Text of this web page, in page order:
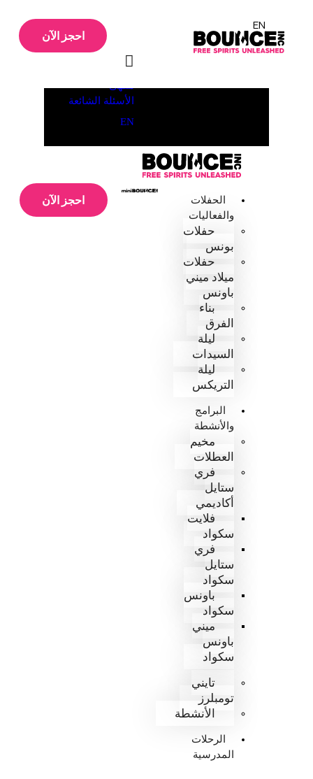
من نحن
الفروع
عروض وأسعار أكثر
الأسئلة الشائعة
EN
الحفلات
والفعاليات
حفلات
بونس
حفلات
ميلاد ميني
باونس
بناء
الفرق
ليلة
السيدات
ليلة
التريكس
البرامج
والأنشطة
مخيم
العطلات
فري
ستايل
أكاديمي
فلايت
سكواد
فري
ستايل
سكواد
باونس
سكواد
ميني
باونس
سكواد
تايني
تومبلرز
الأنشطة
الرحلات
المدرسية
احجز الآن
احجز الآن
EN